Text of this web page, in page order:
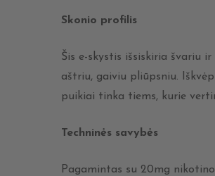
Skonio profilis
Šis e-skystis išsiskiria švariu
aštriu, gaiviu pliūpsniu.
puikiai tinka tiems, kurie
Techninės savybės
Pagamintas su 20mg